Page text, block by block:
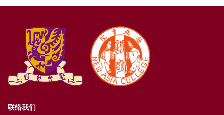
联络我们